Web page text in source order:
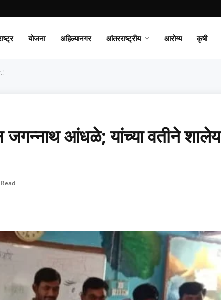
योजना अहिल्यानगर आंतरराष्ट्रीय आरोग्य कृषी
जगन्नाथ आंधळे; यांच्या वतीने शालेय